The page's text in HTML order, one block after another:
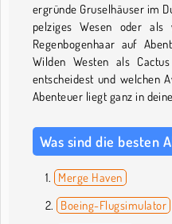
ergründe Gruselhäuser im
pelziges Wesen oder als
Regenbogenhaar auf
Wilden Westen als
entscheidest und welchen
Abenteuer liegt ganz in
Was sind die besten
Merge Haven
Boeing-Flugsimulator